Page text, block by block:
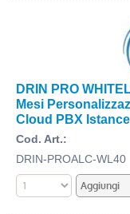
DRIN PRO
Mesi
Cloud PBX Istance
Cod. Art.:
DRIN-PROALC-WL40